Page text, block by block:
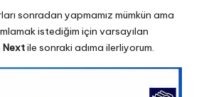
sonradan yapmamız mümkün ama
istediğim için varsayılan
Nextile sonraki adıma ilerliyorum.